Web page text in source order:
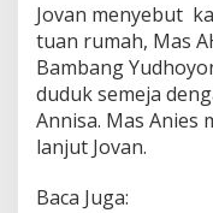
Jovan menyebut
tuan rumah, Mas
Bambang
duduk semeja
Annisa. Mas Anies
lanjut Jovan.
Baca Juga: